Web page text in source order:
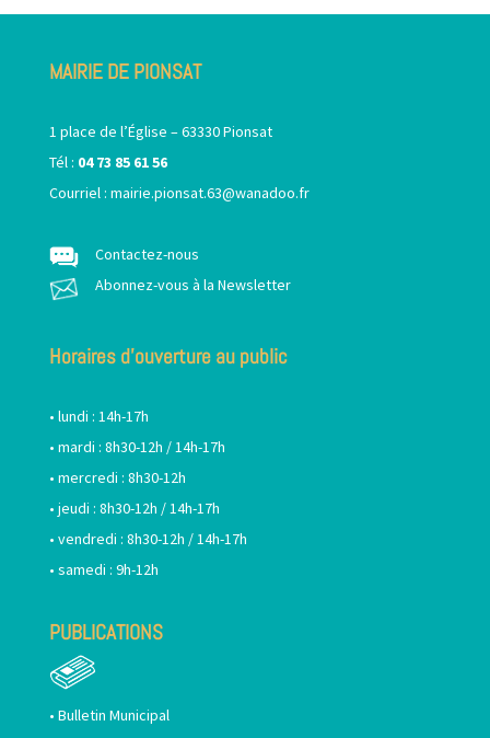
MAIRIE DE PIONSAT
1 place de l’Église – 63330 Pionsat
Tél : 04 73 85 61 56
Courriel : mairie.pionsat.63@wanadoo.fr
Contactez-nous
Abonnez-vous à la Newsletter
Horaires d’ouverture au public
• lundi : 14h-17h
• mardi : 8h30-12h / 14h-17h
• mercredi : 8h30-12h
• jeudi : 8h30-12h / 14h-17h
• vendredi : 8h30-12h / 14h-17h
• samedi : 9h-12h
PUBLICATIONS
• Bulletin Municipal